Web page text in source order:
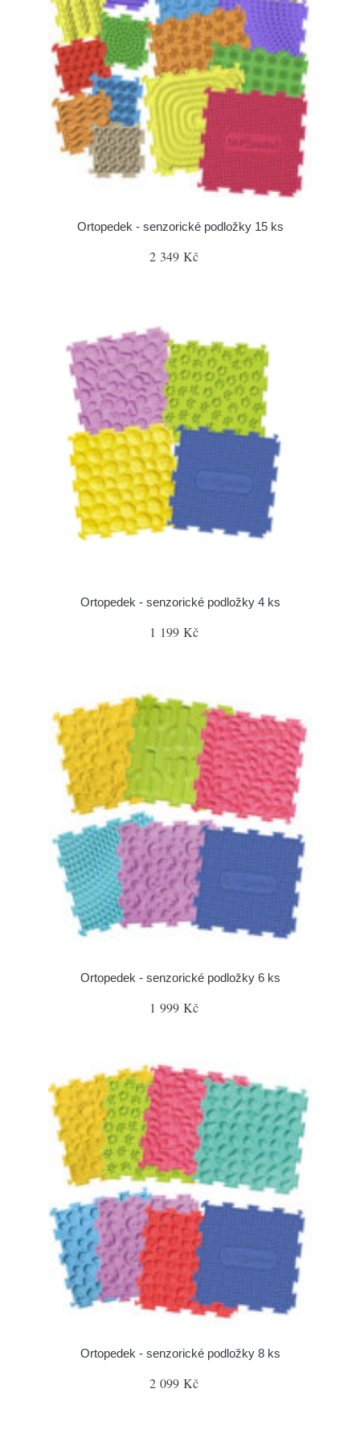
Ortopedek - senzorické podložky 15 ks
2 349 Kč
Ortopedek - senzorické podložky 4 ks
1 199 Kč
Ortopedek - senzorické podložky 6 ks
1 999 Kč
Ortopedek - senzorické podložky 8 ks
2 099 Kč